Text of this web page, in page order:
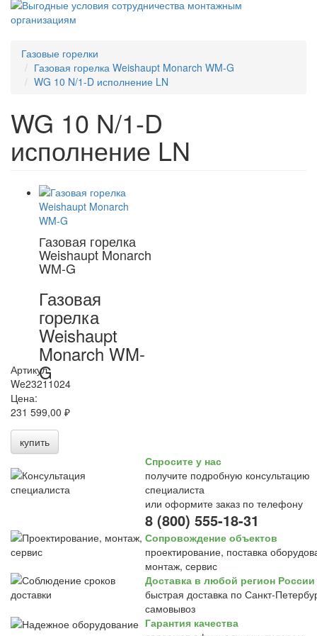
Газовые горелки
Газовая горелка Weishaupt Monarch WM-G
WG 10 N/1-D исполнение LN
WG 10 N/1-D
исполнение LN
Газовая горелка
Weishaupt Monarch
WM-G
Газовая
горелка
Weishaupt
Monarch WM-
G
Артикул:
We23211024
Цена:
231 599,00 ₽
купить
Спросите у нас
получите подробную консультацию
специалиста
или оформите заказ по телефону
8 (800) 555-18-31
Сопровождение объектов
проектирование, поставка
монтаж, сервис
Доставка в любой регион России
быстрая доставка по Санкт-
самовывоз
Гарантия качества